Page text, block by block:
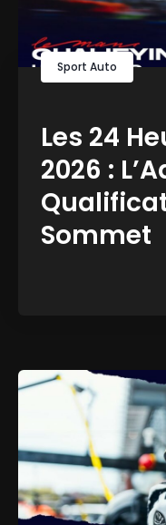
Sport Auto
Les 24
2026 :
Sommet